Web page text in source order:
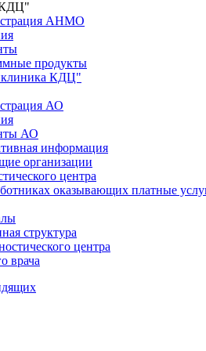
АНМО
продукты
КДЦ"
АО
АО
информация
организации
центра
оказывающих платные
структура
центра
врача